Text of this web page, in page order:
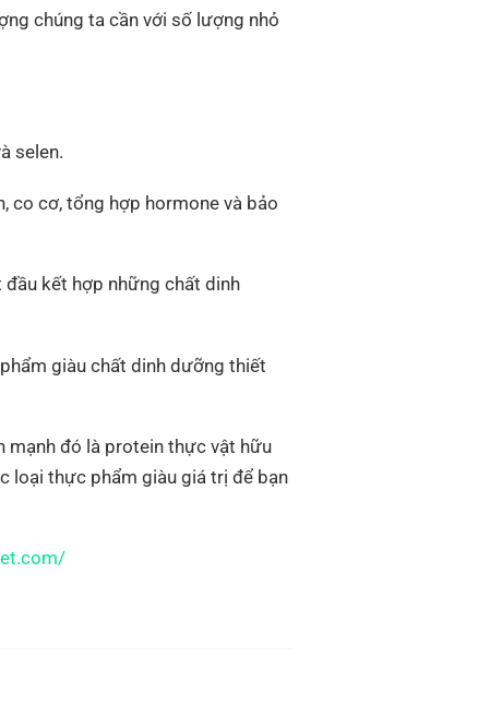
chúng ta cần với số lượng nhỏ
selen.
co cơ, tổng hợp hormone và bảo
kết hợp những chất dinh
giàu chất dinh dưỡng thiết
mạnh đó là protein thực vật hữu
loại thực phẩm giàu giá trị để bạn